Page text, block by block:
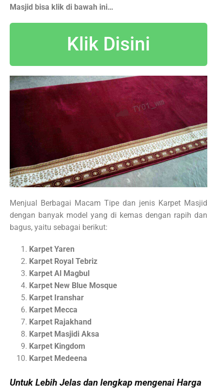
Masjid bisa klik di bawah ini…
Klik Disini
Menjual Berbagai Macam Tipe dan jenis Karpet Masjid
dengan banyak model yang di kemas dengan rapih dan
bagus, yaitu sebagai berikut:
Karpet Yaren
Karpet Royal Tebriz
Karpet Al Magbul
Karpet New Blue Mosque
Karpet Iranshar
Karpet Mecca
Karpet Rajakhand
Karpet Masjidi Aksa
Karpet Kingdom
Karpet Medeena
Untuk Lebih Jelas dan lengkap mengenai Harga